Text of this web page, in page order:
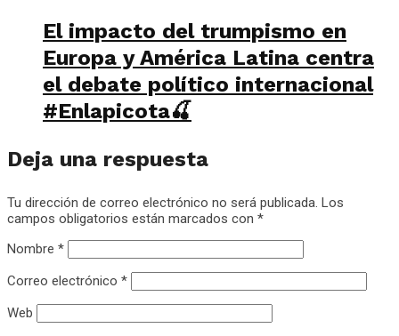
El impacto del trumpismo en
Europa y América Latina centra
el debate político internacional
#Enlapicota🍒
Deja una respuesta
Tu dirección de correo electrónico no será publicada. Los
campos obligatorios están marcados con *
Nombre *
Correo electrónico *
Web